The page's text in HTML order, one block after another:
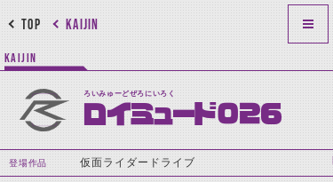
KAIJIN
TOP
KAIJIN
ろいみゅーどぜろにいろく
ロイミュード026
登場作品 仮面ライダードライブ